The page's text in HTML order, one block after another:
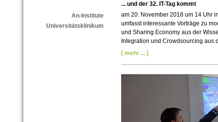
An-Institute
Universitätsklinikum
... und der 32. IT-Tag kommt
am 20. November 2018 um 14 Uhr
umfasst interessante Vorträge zu
und Sharing Economy aus der
Integration und Crowdsourcing aus
[ mehr ... ]